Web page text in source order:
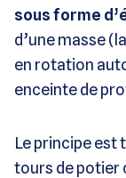
sous forme
d’une masse
en rotation
enceinte de
Le principe est
tours de potier